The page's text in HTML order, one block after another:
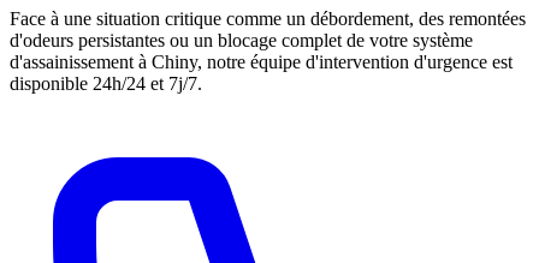
Face à une situation critique comme un débordement, des remontées
d'odeurs persistantes ou un blocage complet de votre système
d'assainissement à Chiny, notre équipe d'intervention d'urgence est
disponible 24h/24 et 7j/7.